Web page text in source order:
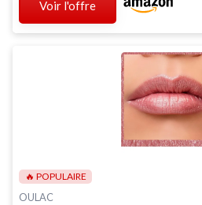
Voir l'offre
🔥 POPULAIRE
OULAC